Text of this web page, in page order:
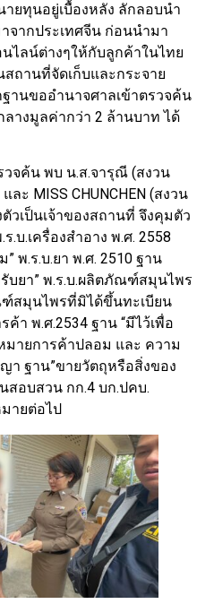
ยทุนอยู่เบื้องหลัง ลักลอบนำ
จากประเทศจีน ก่อนนำมา
ไลน์ต่างๆให้กับลูกค้าในไทย
ถานที่จัดเก็บและกระจาย
านขออำนาจศาลเข้าตรวจค้น
างมูลค่ากว่า 2 ล้านบาท ได้
วจค้น พบ น.ส.จารุณี (สงวน
ะ MISS CHUNCHEN (สงวน
เป็นเจ้าของสถานที่ จึงคุมตัว
บ.เครื่องสำอาง พ.ศ. 2558
พ.ร.บ.ยา พ.ศ. 2510 ฐาน
บยา” พ.ร.บ.ผลิตภัณฑ์สมุนไพร
ฑ์สมุนไพรที่มิได้ขึ้นทะเบียน
ค้า พ.ศ.2534 ฐาน “มีไว้เพื่อ
ายการค้าปลอม และ ความ
ฐาน”ขายวัตถุหรือสิ่งของ
สอบสวน กก.4 บก.ปคบ.
ายต่อไป